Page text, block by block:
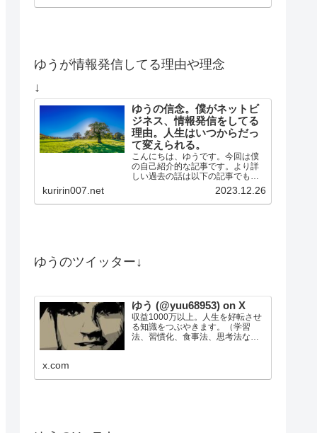
ゆうが情報発信してる理由や理念
↓
ゆうの信念。僕がネットビ
ジネス、情報発信をしてる
理由。人生はいつからだっ
て変えられる。
こんにちは、ゆうです。今回は僕
の自己紹介的な記事です。より詳
しい過去の話は以下の記事でも話
してますゆうのメールマガジンは
こちら(無料)大学を出た後は、正社
員として工場で勤務しています。
kuririn007.net 2023.12.26
ゆうのツイッター↓
ゆう (@yuu68953) on X
収益1000万以上。人生を好転させ
る知識をつぶやきます。（学習
法、習慣化、食事法、思考法な
x.com